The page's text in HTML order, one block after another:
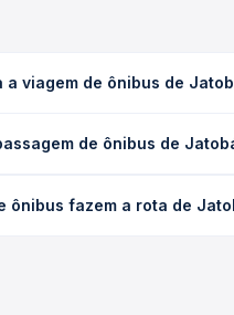
a viagem de ônibus de
Na Quero Passagem
de ônibus de
Na Quero Passagem
ônibus fazem a rota de